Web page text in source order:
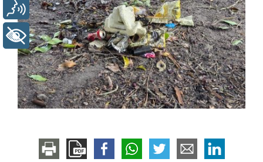
Voz
+ Acessibilidade